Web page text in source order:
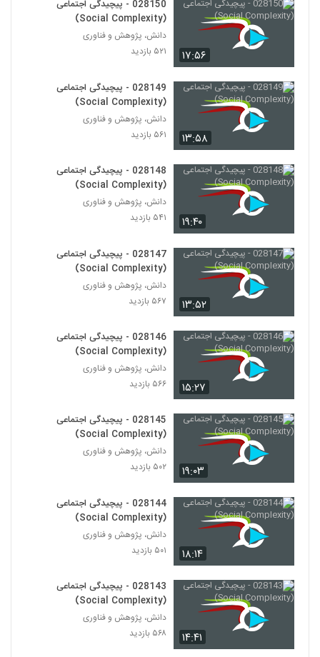
148
Complexity)
۴۶۵ بازدید
028160 - پیچیدگی سیاسی (Political
Complexity)
151
Complexity)
152
Complexity)
028163 - پیچیدگی سیاسی (Political
Complexity)
۴۶۹ بازدید
154
Complexity)
155
Complexity)
028166 - پیچیدگی سیاسی (Political
Complexity)
۵۴۳ بازدید
157
028167 - پیچیدگی سیاسی (Political
Complexity)
Complexity)
۴۴۵ بازدید
Complexity)
۴۳۵ بازدید
۱۷:۵۶
028150 - پیچیدگی اجتماعی
(Social Complexity)
دانش، پژوهش و فناوری
۵۲۱ بازدید
۱۳:۵۸
028149 - پیچیدگی اجتماعی
(Social Complexity)
دانش، پژوهش و فناوری
۵۶۱ بازدید
۱۹:۴۰
028148 - پیچیدگی اجتماعی
(Social Complexity)
دانش، پژوهش و فناوری
۵۴۱ بازدید
۱۳:۵۲
028147 - پیچیدگی اجتماعی
(Social Complexity)
دانش، پژوهش و فناوری
۵۶۷ بازدید
۱۵:۲۷
028146 - پیچیدگی اجتماعی
(Social Complexity)
دانش، پژوهش و فناوری
۵۶۶ بازدید
۱۹:۰۳
028145 - پیچیدگی اجتماعی
(Social Complexity)
دانش، پژوهش و فناوری
۵۰۲ بازدید
۱۸:۱۴
028144 - پیچیدگی اجتماعی
(Social Complexity)
دانش، پژوهش و فناوری
۵۰۱ بازدید
۱۴:۴۱
028143 - پیچیدگی اجتماعی
(Social Complexity)
دانش، پژوهش و فناوری
۵۶۸ بازدید